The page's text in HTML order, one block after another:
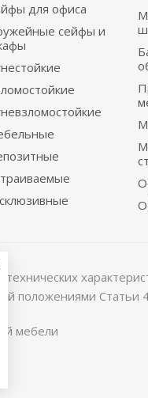
для офиса
сейфы и
положениями Статьи
мебели